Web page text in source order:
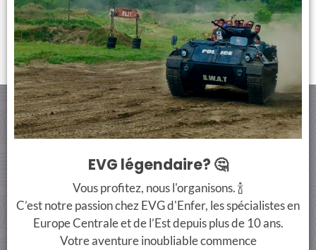
AUTHOR:TITANILLA SZIKRAI
CONTACT
info@evgdenferbudapest.com
Conditions Générales
PAIMENT SÉCURISÉ
EVG légendaire? 🤔
Vous profitez, nous l'organisons. 🍾
C’est notre passion chez EVG d'Enfer, les spécialistes en
Europe Centrale et de l’Est depuis plus de 10 ans.
Votre aventure inoubliable commence